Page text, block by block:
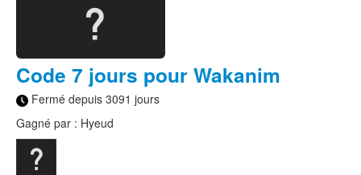
Code 7 jours pour Wakanim
Fermé depuis 3091 jours
Gagné par : Hyeud